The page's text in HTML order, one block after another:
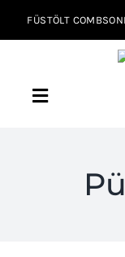
Kihagyás
Toggle